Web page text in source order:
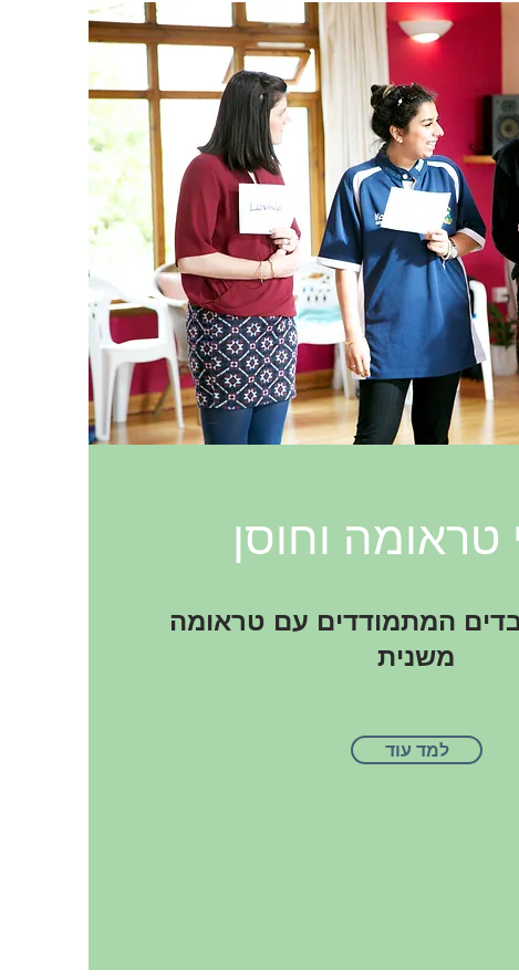
טראומה וחוסן
המתמודדים עם טראומה
משנית
למד עוד